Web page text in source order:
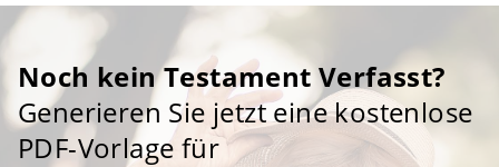
Noch kein Testament Verfasst?
Generieren Sie jetzt eine kostenlose
PDF-Vorlage für